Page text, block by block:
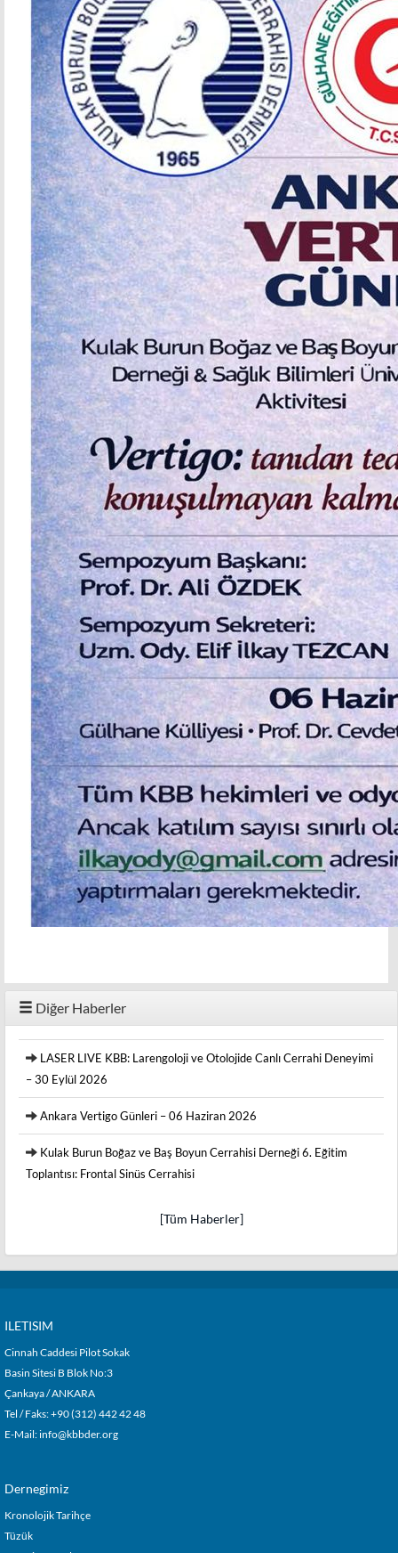
Diğer Haberler
LASER LIVE KBB: Larengoloji ve Otolojide Canlı Cerrahi Deneyimi
– 30 Eylül 2026
Ankara Vertigo Günleri – 06 Haziran 2026
Kulak Burun Boğaz ve Baş Boyun Cerrahisi Derneği 6. Eğitim
Toplantısı: Frontal Sinüs Cerrahisi
[Tüm Haberler]
ILETISIM
Cinnah Caddesi Pilot Sokak
Basin Sitesi B Blok No:3
Çankaya / ANKARA
Tel / Faks: +90 (312) 442 42 48
E-Mail:info@kbbder.org
Dernegimiz
Kronolojik Tarihçe
Tüzük